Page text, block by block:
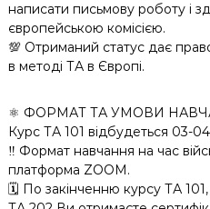
написати письмову роботу і
європейською комісією.
💯 Отриманий статус дає
в методі ТА в Європі.
⚛️ ФОРМАТ ТА УМОВИ
Курс ТА 101 відбудеться 03-
‼️ Формат навчання на час
платформа ZOOM.
🗓 По закінченню курсу ТА